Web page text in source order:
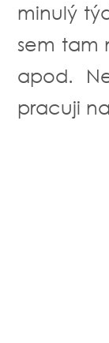
minulý
sem tam
apod.
pracuji